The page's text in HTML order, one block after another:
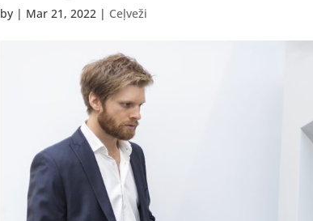
by | Mar 21, 2022 | Ceļveži